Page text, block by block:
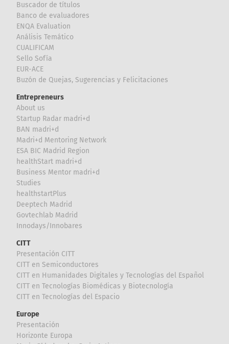
Buscador de títulos
Banco de evaluadores
ENQA Evaluation
Análisis Temático
CUALIFICAM
Sello Sofía
EUR-ACE
Buzón de Quejas, Sugerencias y Felicitaciones
Entrepreneurs
About us
Startup Radar madri+d
BAN madri+d
Madri+d Mentoring Network
ESA BIC Madrid Region
healthStart madri+d
Business Mentor madri+d
Studies
healthstartPlus
Deeptech Madrid
Govtechlab Madrid
Innodays/Innobares
CITT
Presentación CITT
CITT en Semiconductores
CITT en Humanidades Digitales y Tecnologías del Español
CITT en Tecnologías Biomédicas y Biotecnología
CITT en Tecnologías del Espacio
Europe
Presentación
Horizonte Europa